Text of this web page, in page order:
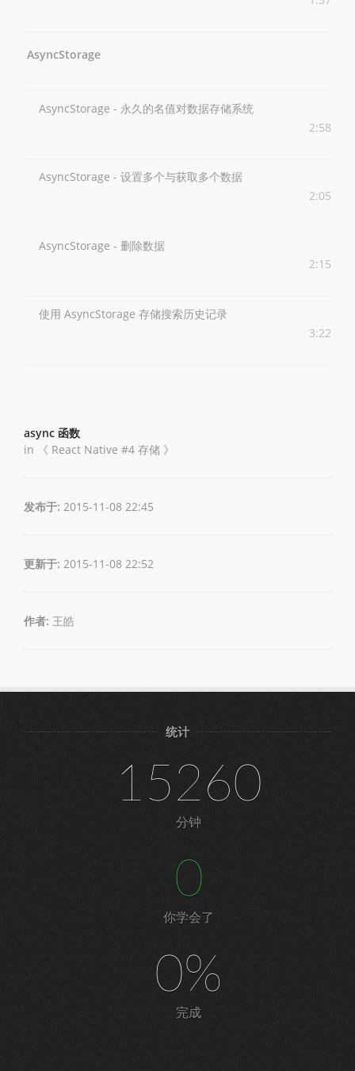
AsyncStorage
AsyncStorage - 永久的名值对数据存储系统
2:58
AsyncStorage - 设置多个与获取多个数据
2:05
AsyncStorage - 删除数据
2:15
使用 AsyncStorage 存储搜索历史记录
3:22
async 函数
in 《 React Native #4 存储 》
发布于: 2015-11-08 22:45
更新于: 2015-11-08 22:52
作者: 王皓
统计
15260
分钟
0
你学会了
0%
完成